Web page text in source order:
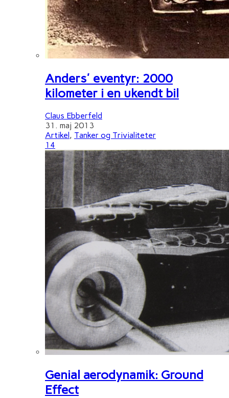
Anders' eventyr: 2000
kilometer i en ukendt bil
Claus Ebberfeld
31. maj 2013
Artikel , Tanker og Trivialiteter
14
Genial aerodynamik: Ground
Effect